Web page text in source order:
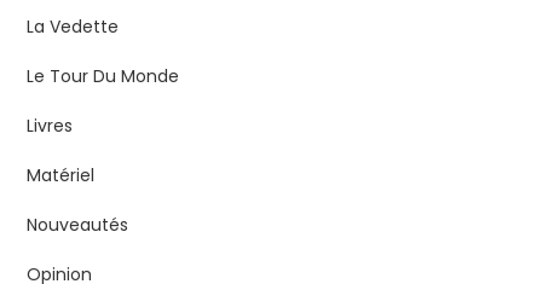
La Vedette
Le Tour Du Monde
Livres
Matériel
Nouveautés
Opinion